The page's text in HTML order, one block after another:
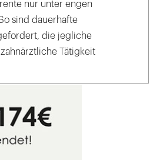
nur unter engen
sind dauerhafte
die jegliche
Tätigkeit